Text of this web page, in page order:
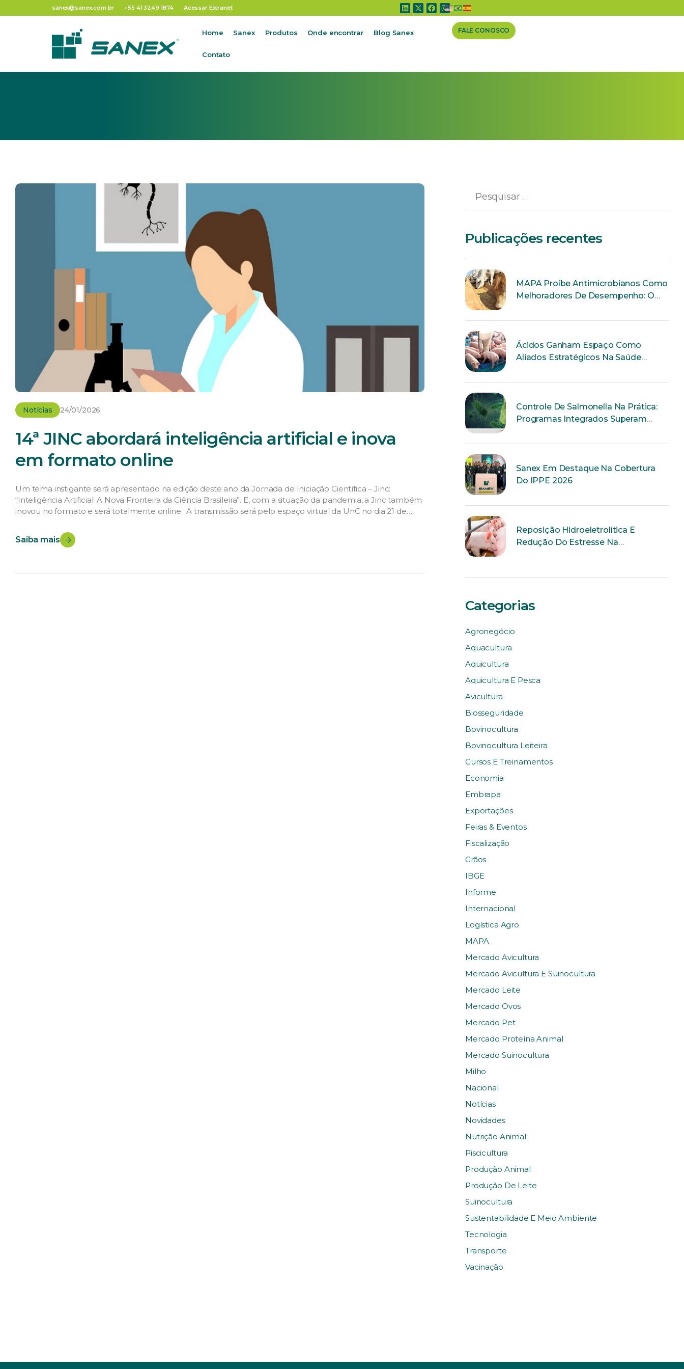
sanex@sanex.com.br +55 41 3249 1874 Acessar Extranet
Home Sanex Produtos Onde encontrar Blog Sanex
Contato
FALE CONOSCO
Tag:Iniciação Científica
Notícias 24/01/2026
14ª JINC abordará inteligência artificial e inova
em formato online
Um tema instigante será apresentado na edição deste ano da Jornada de Iniciação Científica – Jinc:
“Inteligência Artificial: A Nova Fronteira da Ciência Brasileira”. E, com a situação da pandemia, a Jinc também
inovou no formato e será totalmente online. A transmissão será pelo espaço virtual da UnC no dia 21 de
Saiba mais
Publicações recentes
MAPA Proíbe Antimicrobianos Como
Melhoradores De Desempenho: O
Ácidos Ganham Espaço Como
Aliados Estratégicos Na Saúde
Controle De Salmonella Na Prática:
Programas Integrados Superam
Sanex Em Destaque Na Cobertura
Do IPPE 2026
Reposição Hidroeletrolítica E
Redução Do Estresse Na
Categorias
Agronegócio
Aquacultura
Aquicultura
Aquicultura E Pesca
Avicultura
Biosseguridade
Bovinocultura
Bovinocultura Leiteira
Cursos E Treinamentos
Economia
Embrapa
Exportações
Feiras & Eventos
Fiscalização
Grãos
IBGE
Informe
Internacional
Logística Agro
MAPA
Mercado Avicultura
Mercado Avicultura E Suinocultura
Mercado Leite
Mercado Ovos
Mercado Pet
Mercado Proteína Animal
Mercado Suinocultura
Milho
Nacional
Notícias
Novidades
Nutrição Animal
Piscicultura
Produção Animal
Produção De Leite
Suinocultura
Sustentabilidade E Meio Ambiente
Tecnologia
Transporte
Vacinação